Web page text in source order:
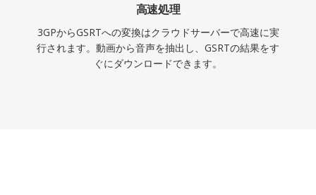
高速処理
3GPからGSRTへの変換はクラウドサーバーで高速に実
行されます。動画から音声を抽出し、GSRTの結果をす
ぐにダウンロードできます。